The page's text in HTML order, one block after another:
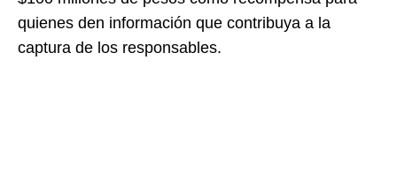
quienes den información que contribuya a la
captura de los responsables.